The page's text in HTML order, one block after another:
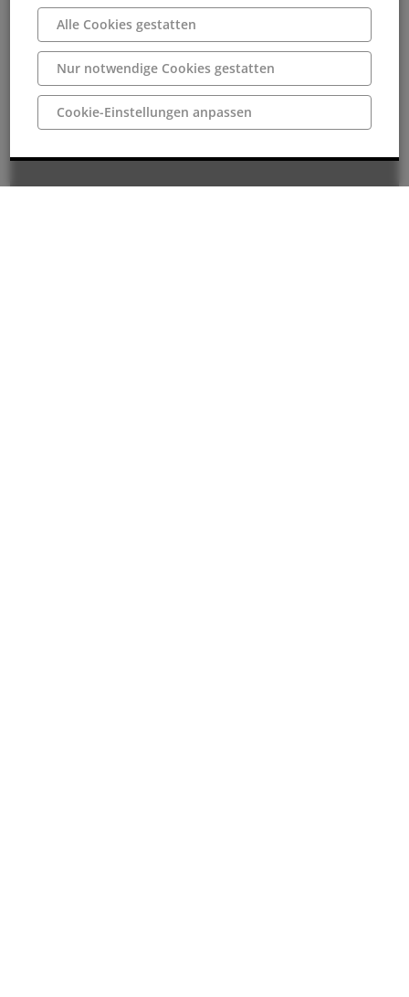
Alle Cookies gestatten
Nur notwendige Cookies gestatten
Cookie-Einstellungen anpassen